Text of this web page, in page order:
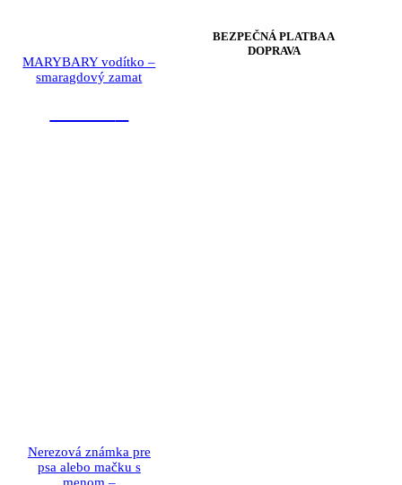
MARYBARY vodítko –
smaragdový zamat
Nerezová známka pre
psa alebo mačku s
BEZPEČNÁ PLATBA A
DOPRAVA